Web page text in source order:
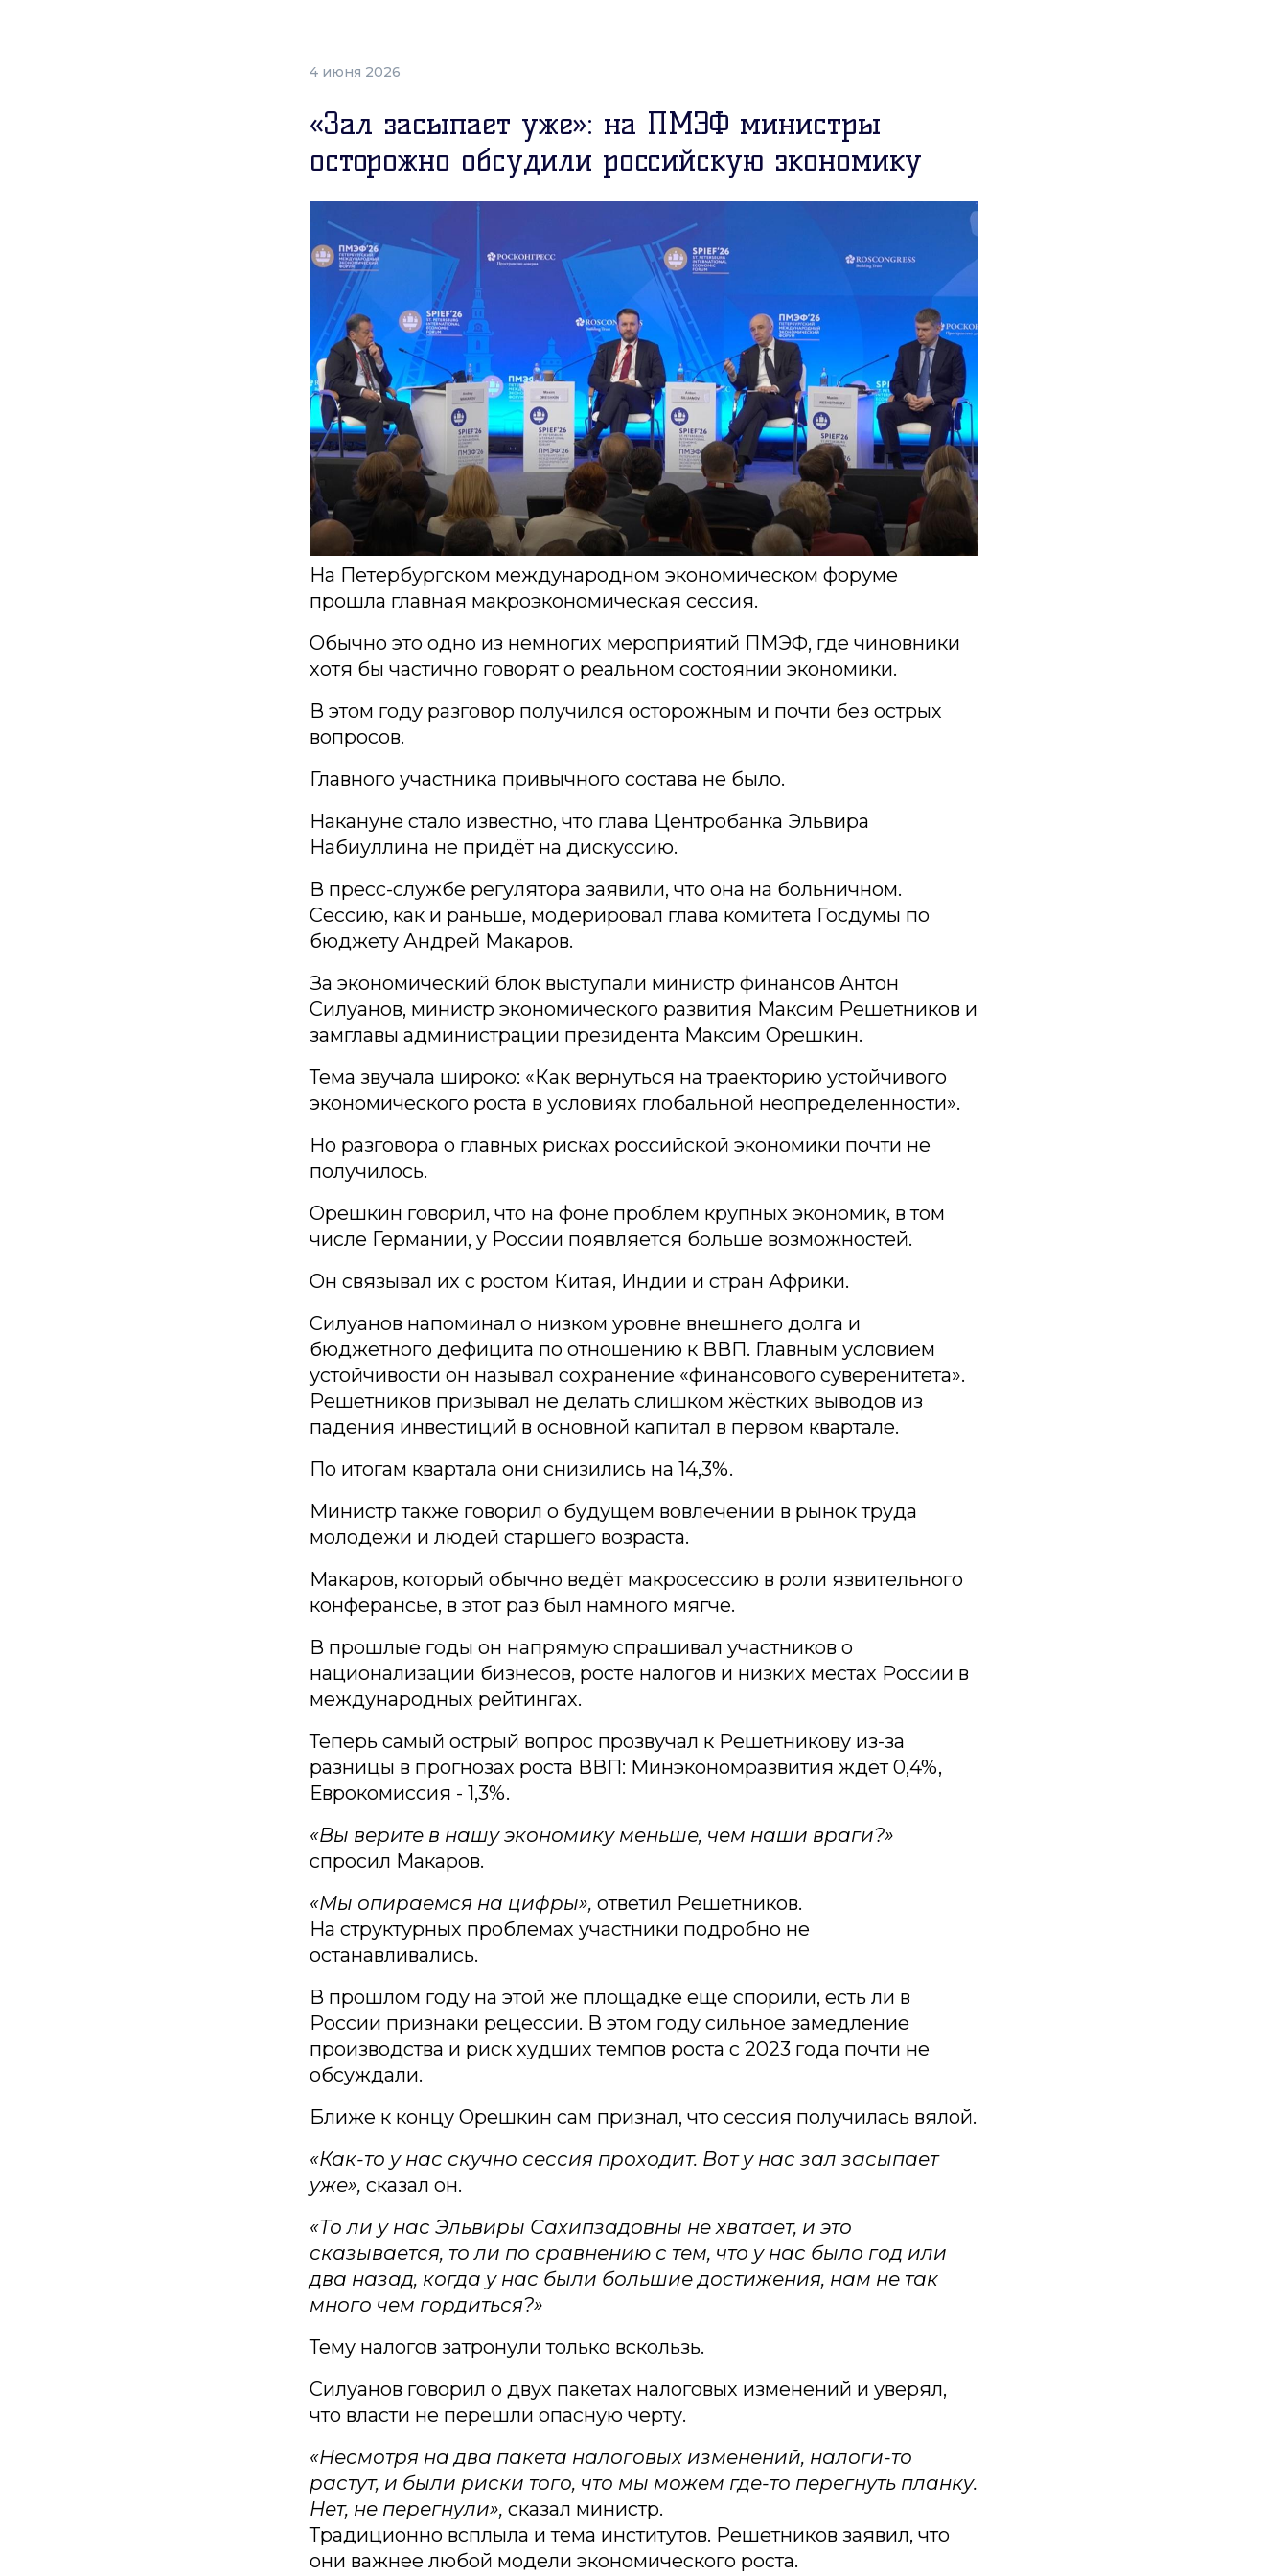
4 июня 2026
«Зал засыпает уже»: на ПМЭФ министры
осторожно обсудили российскую экономику
На Петербургском международном экономическом форуме
прошла главная макроэкономическая сессия.
Обычно это одно из немногих мероприятий ПМЭФ, где чиновники
хотя бы частично говорят о реальном состоянии экономики.
В этом году разговор получился осторожным и почти без острых
вопросов.
Главного участника привычного состава не было.
Накануне стало известно, что глава Центробанка Эльвира
Набиуллина не придёт на дискуссию.
В пресс-службе регулятора заявили, что она на больничном.
Сессию, как и раньше, модерировал глава комитета Госдумы по
бюджету Андрей Макаров.
За экономический блок выступали министр финансов Антон
Силуанов, министр экономического развития Максим Решетников и
замглавы администрации президента Максим Орешкин.
Тема звучала широко: «Как вернуться на траекторию устойчивого
экономического роста в условиях глобальной неопределенности».
Но разговора о главных рисках российской экономики почти не
получилось.
Орешкин говорил, что на фоне проблем крупных экономик, в том
числе Германии, у России появляется больше возможностей.
Он связывал их с ростом Китая, Индии и стран Африки.
Силуанов напоминал о низком уровне внешнего долга и
бюджетного дефицита по отношению к ВВП. Главным условием
устойчивости он называл сохранение «финансового суверенитета».
Решетников призывал не делать слишком жёстких выводов из
падения инвестиций в основной капитал в первом квартале.
По итогам квартала они снизились на 14,3%.
Министр также говорил о будущем вовлечении в рынок труда
молодёжи и людей старшего возраста.
Макаров, который обычно ведёт макросессию в роли язвительного
конферансье, в этот раз был намного мягче.
В прошлые годы он напрямую спрашивал участников о
национализации бизнесов, росте налогов и низких местах России в
международных рейтингах.
Теперь самый острый вопрос прозвучал к Решетникову из-за
разницы в прогнозах роста ВВП: Минэкономразвития ждёт 0,4%,
Еврокомиссия - 1,3%.
«Вы верите в нашу экономику меньше, чем наши враги?»
спросил Макаров.
«Мы опираемся на цифры», ответил Решетников.
На структурных проблемах участники подробно не
останавливались.
В прошлом году на этой же площадке ещё спорили, есть ли в
России признаки рецессии. В этом году сильное замедление
производства и риск худших темпов роста с 2023 года почти не
обсуждали.
Ближе к концу Орешкин сам признал, что сессия получилась вялой.
«Как-то у нас скучно сессия проходит. Вот у нас зал засыпает
уже», сказал он.
«То ли у нас Эльвиры Сахипзадовны не хватает, и это
сказывается, то ли по сравнению с тем, что у нас было год или
два назад, когда у нас были большие достижения, нам не так
много чем гордиться?»
Тему налогов затронули только вскользь.
Силуанов говорил о двух пакетах налоговых изменений и уверял,
что власти не перешли опасную черту.
«Несмотря на два пакета налоговых изменений, налоги-то
растут, и были риски того, что мы можем где-то перегнуть планку.
Нет, не перегнули», сказал министр.
Традиционно всплыла и тема институтов. Решетников заявил, что
они важнее любой модели экономического роста.